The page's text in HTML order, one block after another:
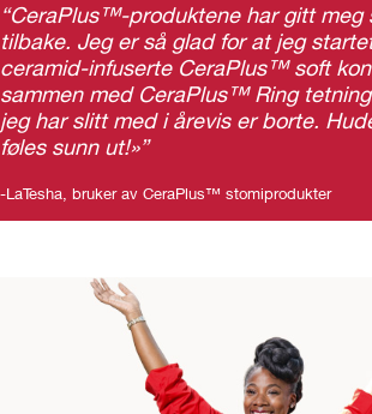
“CeraPlus™-produktene har gitt meg
tilbake. Jeg er så glad for at jeg
ceramid-infuserte CeraPlus™ soft
sammen med CeraPlus™ Ring
jeg har slitt med i årevis er borte.
føles sunn ut!»”
-LaTesha, bruker av CeraPlus™ stomiprodukter